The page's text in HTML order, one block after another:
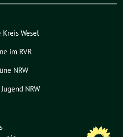
Kreis Wesel
im RVR
NRW
NRW